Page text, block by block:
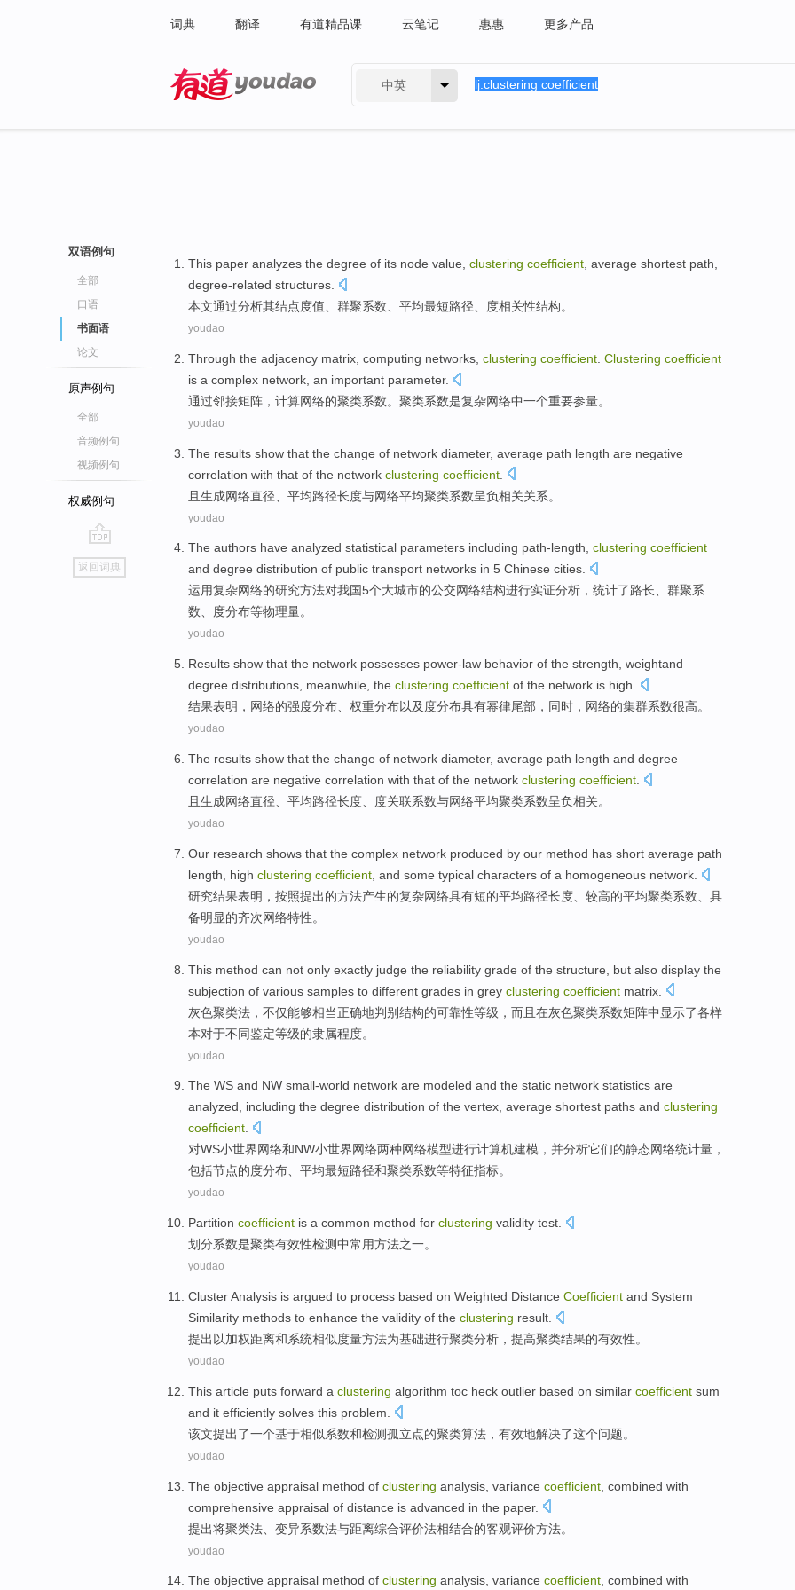
词典 翻译 有道精品课 云笔记 惠惠 更多产品
中英
双语例句
全部
口语
书面语
论文
原声例句
全部
音频例句
视频例句
权威例句
go
top
返回词典
This paper analyzes the degree of its node value clustering coefficient average shortest path
degree-related structures
本文通过分析其结点度值 群聚系数 平均最短路径 、度相关性结构。
youdao
Through the adjacency matrix computing networks clustering coefficient Clustering coefficient
is a complex network an important parameter.
通过邻接矩阵 ， 计算网络的聚类系数。聚类系数是复杂网络中一个重要参量。
youdao
The results show that the change of network diameter, average path length are negative
correlation with that of the network clustering coefficient
且生成网络直径 平均路径长度与网络平均聚类系数呈负相关关系。
youdao
The authors have analyzed statistical parameters including path-length, clustering coefficient
and degree distribution of public transport networks in 5 Chinese cities.
运用复杂网络的研究方法对我国5个大城市的公交网络结构进行实证分析， 统计了路长、 群聚系
数、 度分布等物理量。
youdao
Results show that the network possesses power-law behavior of the strength weightand
degree distributions meanwhile the clustering coefficient of the network is high.
结果表明 ， 网络的强度分布 权重分布以及 度分布具有幂律尾部， 同时 ，网络的集群系数很高。
youdao
The results show that the change of network diameter, average path length and degree
correlation are negative correlation with that of the network clustering coefficient
且 生成网络直径 平均路径长度 度关联系数与网络平均聚类系数呈负相关。
youdao
Our research shows that the complex network produced by our method has short average path
length
high clustering coefficient , and some typical characters of a homogeneous network.
研究结果表明 ， 按照提出的方法产生的复杂网络具有短的平均路径长度 较高的平均聚类系数
具
备明显的齐次网络特性。
youdao
This method can not only exactly judge the reliability grade of the structure but also display the
subjection of various samples to different grades in grey clustering coefficient matrix
灰色聚类法 ， 不仅能够相当正确地判别结构的可靠性等级 ， 而且在灰色聚类系数矩阵中显示了各样
本对于不同鉴定等级的隶属程度。
youdao
The WS and NW small-world network are modeled and the static network statistics are
analyzed, including the degree distribution of the vertex, average shortest paths and clustering
coefficient.
对WS小世界网络和NW小世界网络两种网络模型进行计算机建模， 并分析它们的静态网络统计量 ，
包括节点的度分布、 平均最短路径和聚类系数等特征指标。
youdao
Partition coefficient is a common method for clustering validity test
划分系数是聚类有效性检测中常用方法之一。
youdao
ClusterAnalysis is argued to process based on Weighted Distance Coefficient and System
Similarity methods to enhance the validity of the clustering result
提出 以加权距离和系统相似度量方法为基础进行聚类分析 ， 提高聚类结果的有效性。
youdao
This article puts forward a clustering algorithm toc heck outlier based on similar coefficient sum
and it efficiently solves this problem
该文提出了一个基于相似系数和检测孤立点的聚类算法 ， 有效地解决了这个问题。
youdao
The objective appraisal method of clustering analysis variance coefficient combined with
comprehensive appraisal of distance is advanced in the paper.
提出将聚类法 变异系数法与距离综合评价法相结合的客观评价方法。
youdao
The objective appraisal method of clustering analysis, variance coefficient, combined with